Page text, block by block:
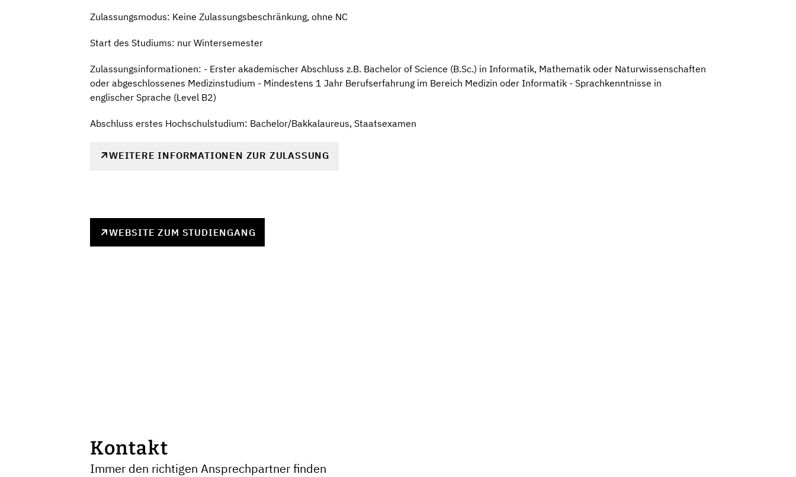
Zulassungsmodus: Keine Zulassungsbeschränkung, ohne NC
Start des Studiums: nur Wintersemester
Zulassungsinformationen: - Erster akademischer Abschluss z.B. Bachelor of Science (B.Sc.) in Informatik, Mathematik oder Naturwissenschaften
oder abgeschlossenes Medizinstudium - Mindestens 1 Jahr Berufserfahrung im Bereich Medizin oder Informatik - Sprachkenntnisse in
englischer Sprache (Level B2)
Abschluss erstes Hochschulstudium: Bachelor/Bakkalaureus, Staatsexamen
WEITERE INFORMATIONEN ZUR ZULASSUNG
WEBSITE ZUM STUDIENGANG
Kontakt
Immer den richtigen Ansprechpartner finden